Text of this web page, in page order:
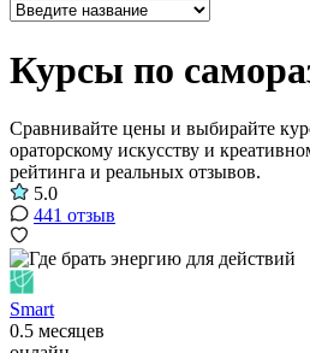
Курсы по
Сравнивайте цены и выбирайте
ораторскому искусству и
рейтинга и реальных отзывов.
5.0
441 отзыв
Smart
0.5 месяцев